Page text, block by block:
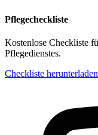
Pflegecheckliste
Kostenlose Checkliste
Pflegedienstes.
Checkliste